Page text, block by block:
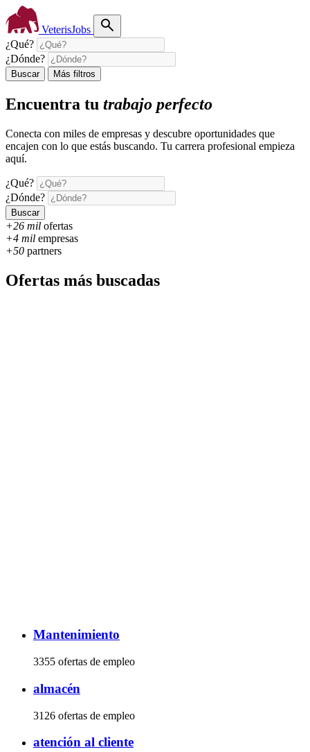
VeterisJobs
¿Qué?
¿Dónde?
Buscar Más filtros
Encuentra tu trabajo perfecto
Conecta con miles de empresas y descubre oportunidades que
encajen con lo que estás buscando. Tu carrera profesional empieza
aquí.
¿Qué?
¿Dónde?
Buscar
+26 mil ofertas
+4 mil empresas
+50 partners
Ofertas más buscadas
Mantenimiento
3355 ofertas de empleo
almacén
3126 ofertas de empleo
atención al cliente